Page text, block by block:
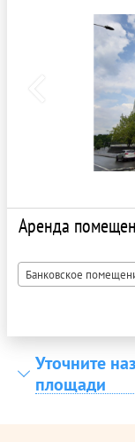
Аренда
Банковское
Уточните
площади